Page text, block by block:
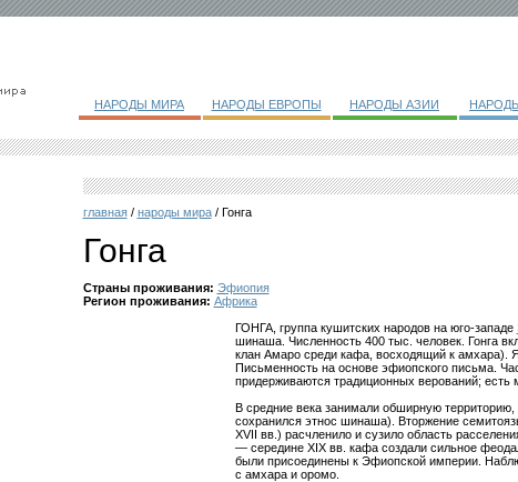
НАРОДЫ МИРА НАРОДЫ ЕВРОПЫ НАРОДЫ АЗИИ
главная/ народы мира/ Гонга
Гонга
Страны проживания: Эфиопия
Регион проживания: Африка
ГОНГА, группа кушитских народов на юго-западе
шинаша. Численность 400 тыс. человек. Гонга
клан Амаро среди кафа, восходящий к амхара).
Письменность на основе эфиопского письма.
придерживаются традиционных верований;
В средние века занимали обширную
сохранился этнос шинаша). Вторжение
XVII вв.) расчленило и сузило область
— середине XIX вв. кафа создали сильное
были присоединены к Эфиопской империи.
с амхара и оромо.